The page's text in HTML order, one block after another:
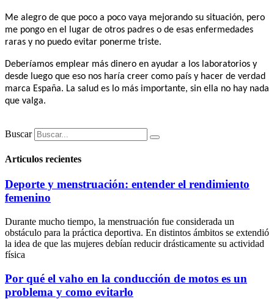
Me alegro de que poco a poco vaya mejorando su situación, pero
me pongo en el lugar de otros padres o de esas enfermedades
raras y no puedo evitar ponerme triste.
Deberíamos emplear más dinero en ayudar a los laboratorios y
desde luego que eso nos haría creer como país y hacer de verdad
marca España. La salud es lo más importante, sin ella no hay nada
que valga.
Buscar
Articulos recientes
Deporte y menstruación: entender el rendimiento
femenino
Durante mucho tiempo, la menstruación fue considerada un
obstáculo para la práctica deportiva. En distintos ámbitos se extendió
la idea de que las mujeres debían reducir drásticamente su actividad
física
Por qué el vaho en la conducción de motos es un
problema y como evitarlo